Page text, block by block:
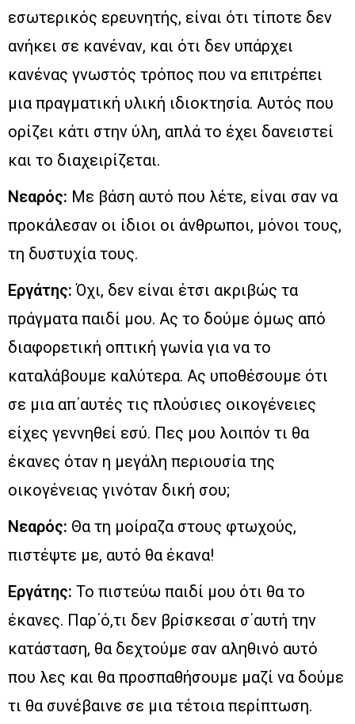
εσωτερικός ερευνητής, είναι ότι τίποτε δεν
ανήκει σε κανέναν, και ότι δεν υπάρχει
κανένας γνωστός τρόπος που να επιτρέπει
μια πραγματική υλική ιδιοκτησία. Αυτός που
ορίζει κάτι στην ύλη, απλά το έχει δανειστεί
και το διαχειρίζεται.
Νεαρός: Με βάση αυτό που λέτε, είναι σαν να
προκάλεσαν οι ίδιοι οι άνθρωποι, μόνοι τους,
τη δυστυχία τους.
Εργάτης: Όχι, δεν είναι έτσι ακριβώς τα
πράγματα παιδί μου. Ας το δούμε όμως από
διαφορετική οπτική γωνία για να το
καταλάβουμε καλύτερα. Ας υποθέσουμε ότι
σε μια απ΄αυτές τις πλούσιες οικογένειες
είχες γεννηθεί εσύ. Πες μου λοιπόν τι θα
έκανες όταν η μεγάλη περιουσία της
οικογένειας γινόταν δική σου;
Νεαρός: Θα τη μοίραζα στους φτωχούς,
πιστέψτε με, αυτό θα έκανα!
Εργάτης: Το πιστεύω παιδί μου ότι θα το
έκανες. Παρ΄ό,τι δεν βρίσκεσαι σ΄αυτή την
κατάσταση, θα δεχτούμε σαν αληθινό αυτό
που λες και θα προσπαθήσουμε μαζί να δούμε
τι θα συνέβαινε σε μια τέτοια περίπτωση.